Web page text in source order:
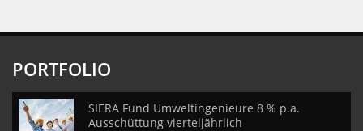
PORTFOLIO
SIERA Fund Umweltingenieure 8 % p.a.
Ausschüttung vierteljährlich